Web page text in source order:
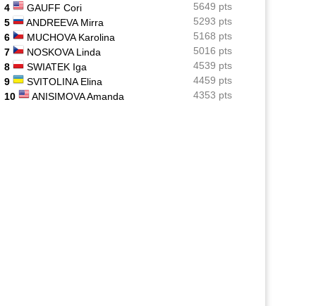
4
GAUFF Cori
5649 pts
5
ANDREEVA Mirra
5293 pts
6
MUCHOVA Karolina
5168 pts
7
NOSKOVA Linda
5016 pts
8
SWIATEK Iga
4539 pts
9
SVITOLINA Elina
4459 pts
10
ANISIMOVA Amanda 4353 pts